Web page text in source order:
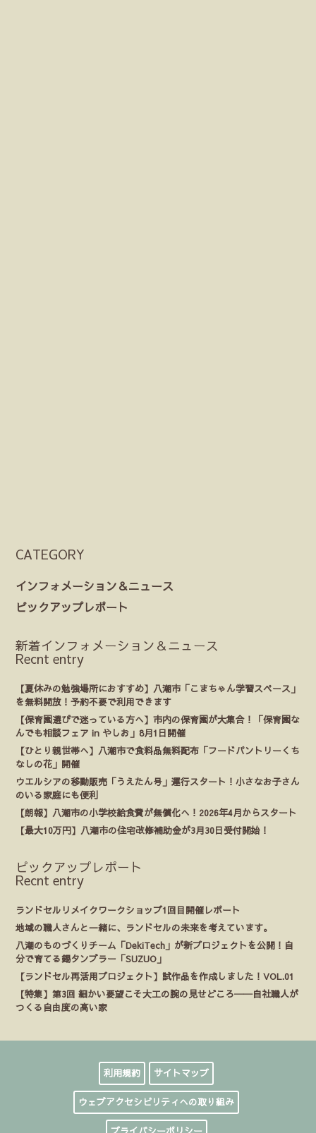
CATEGORY
インフォメーション＆ニュース
ピックアップレポート
新着インフォメーション＆ニュース
Recnt entry
【夏休みの勉強場所におすすめ】八潮市「こまちゃん学習スペース」
を無料開放！予約不要で利用できます
【保育園選びで迷っている方へ】市内の保育園が大集合！「保育園な
んでも相談フェア in やしお」8月1日開催
【ひとり親世帯へ】八潮市で食料品無料配布「フードパントリーくち
なしの花」開催
ウエルシアの移動販売「うえたん号」運行スタート！小さなお子さん
のいる家庭にも便利
【朗報】八潮市の小学校給食費が無償化へ！2026年4月からスタート
【最大10万円】八潮市の住宅改修補助金が3月30日受付開始！
ピックアップレポート
Recnt entry
ランドセルリメイクワークショップ1回目開催レポート
地域の職人さんと一緒に、ランドセルの未来を考えています。
八潮のものづくりチーム「DekiTech」が新プロジェクトを公開！自
分で育てる錫タンブラー「SUZUO」
【ランドセル再活用プロジェクト】試作品を作成しました！VOL.01
【特集】第3回 細かい要望こそ大工の腕の見せどころ──自社職人が
つくる自由度の高い家
利用規約 サイトマップ
ウェブアクセシビリティへの取り組み